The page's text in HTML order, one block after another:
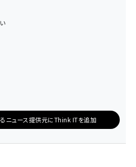
ニュース提供元にThink ITを追加